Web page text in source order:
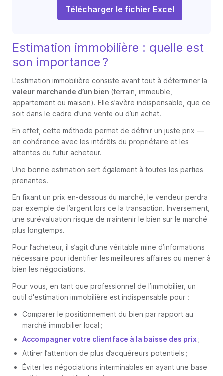
Télécharger le fichier Excel
Estimation immobilière : quelle est
son importance ?
L’estimation immobilière consiste avant tout à déterminer la
valeur marchande d’un bien (terrain, immeuble,
appartement ou maison). Elle s’avère indispensable, que ce
soit dans le cadre d’une vente ou d’un achat.
En effet, cette méthode permet de définir un juste prix —
en cohérence avec les intérêts du propriétaire et les
attentes du futur acheteur.
Une bonne estimation sert également à toutes les parties
prenantes.
En fixant un prix en-dessous du marché, le vendeur perdra
par exemple de l’argent lors de la transaction. Inversement,
une surévaluation risque de maintenir le bien sur le marché
plus longtemps.
Pour l’acheteur, il s’agit d’une véritable mine d’informations
nécessaire pour identifier les meilleures affaires ou mener à
bien les négociations.
Pour vous, en tant que professionnel de l’immobilier, un
outil d'estimation immobilière est indispensable pour :
Comparer le positionnement du bien par rapport au
marché immobilier local ;
Accompagner votre client face à la baisse des prix ;
Attirer l’attention de plus d’acquéreurs potentiels ;
Éviter les négociations interminables en ayant une base